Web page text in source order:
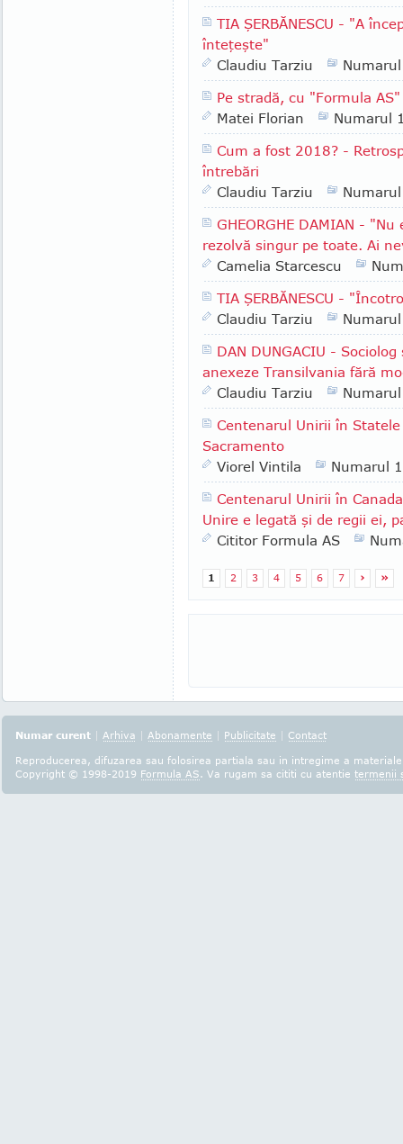
TIA ŞERBĂNESCU - "A
înteţeşte"
Claudiu Tarziu
Pe stradă, cu "Formula
Matei Florian
Numarul
Cum a fost 2018? -
întrebări
Claudiu Tarziu
GHEORGHE DAMIAN -
rezolvă singur pe toate. Ai
Camelia Starcescu
TIA ŞERBĂNESCU -
Claudiu Tarziu
DAN DUNGACIU -
anexeze Transilvania fără
Claudiu Tarziu
Centenarul Unirii în
Sacramento
Viorel Vintila
Numarul
Centenarul Unirii în
Unire e legată şi de regii ei,
Cititor Formula AS
1 2 3 4 5 6 7 › »
Numar curent | Arhiva | Abonamente | Publicitate | Contact
Reproducerea, difuzarea sau folosirea partiala sau in intregime a
Copyright © 1998-2019 Formula AS. Va rugam sa cititi cu atentie termenii